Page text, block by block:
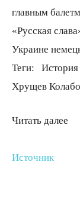
главным
«Русская
Украине
Теги:
Хрущев
Читать далее
Источник